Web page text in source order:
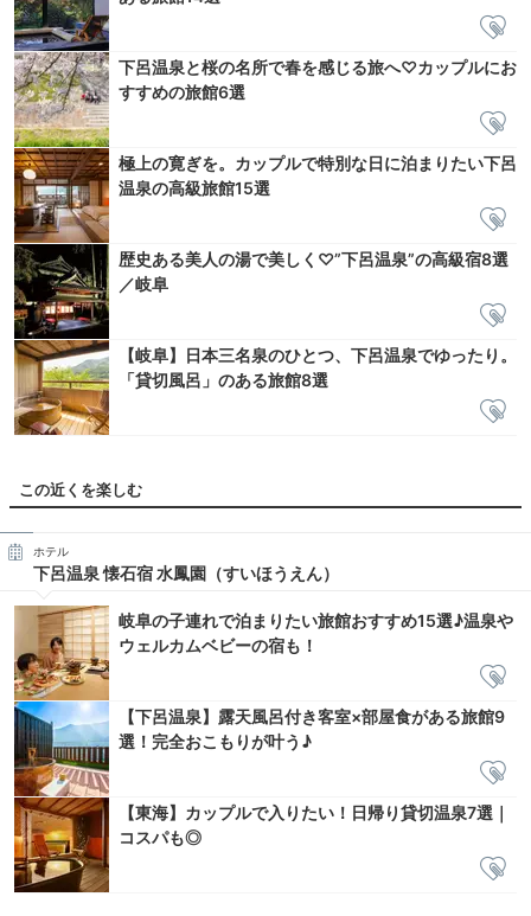
下呂温泉と桜の名所で春を感じる旅へ♡カップルにお
すすめの旅館6選
極上の寛ぎを。カップルで特別な日に泊まりたい下呂
温泉の高級旅館15選
歴史ある美人の湯で美しく♡”下呂温泉”の高級宿8選
／岐阜
【岐阜】日本三名泉のひとつ、下呂温泉でゆったり。
「貸切風呂」のある旅館8選
この近くを楽しむ
ホテル
下呂温泉 懐石宿 水鳳園（すいほうえん）
岐阜の子連れで泊まりたい旅館おすすめ15選♪温泉や
ウェルカムベビーの宿も！
【下呂温泉】露天風呂付き客室×部屋食がある旅館9
選！完全おこもりが叶う♪
【東海】カップルで入りたい！日帰り貸切温泉7選｜
コスパも◎